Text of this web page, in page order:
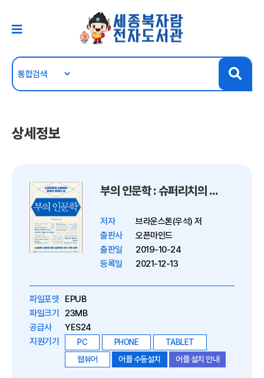
상세정보
부의 인문학 : 슈퍼리치의 서재에서 찾아낸 부자의 길
저자
브라운스톤(우석) 저
출판사
오픈마인드
출판일
2019-10-24
등록일
2021-12-13
파일포맷
EPUB
파일크기
23MB
공급사
YES24
지원기기
PC PHONE
TABLET
웹뷰어
어플 수동설치 어플 설치 안내